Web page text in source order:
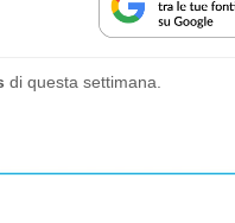
di questa settimana.